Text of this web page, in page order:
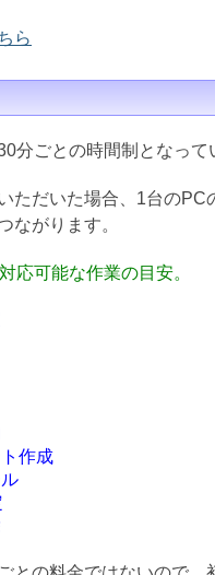
ら
分ごとの時間制となって
ただいた場合、1台の
ながります。
応可能な作業の目安。
作成